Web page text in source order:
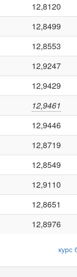
12,8120
12,8499
12,8553
12,9247
12,9429
12,9461
12,9446
12,8719
12,8549
12,9110
12,8651
12,8976
курс